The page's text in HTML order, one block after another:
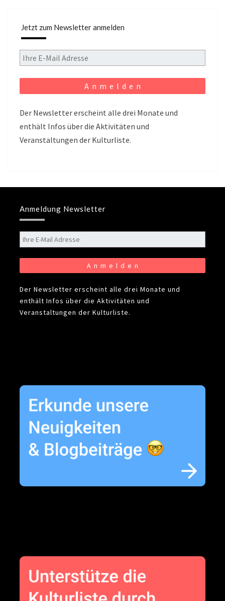
Jetzt zum Newsletter anmelden
Der Newsletter erscheint alle drei Monate und
enthält Infos über die Aktivitäten und
Veranstaltungen der Kulturliste.
Anmeldung Newsletter
Der Newsletter erscheint alle drei Monate und
enthält Infos über die Aktivitäten und
Veranstaltungen der Kulturliste.